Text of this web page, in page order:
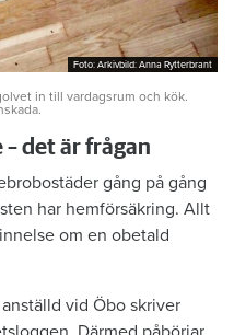
Foto: Arkivbild: Anna Rytterbrant
Foto: Arkivbild: Anna Rytterbrant
in till vardagsrum och kök.
det är frågan
gång på gång
har hemförsäkring. Allt
om en obetald
vid Öbo skriver